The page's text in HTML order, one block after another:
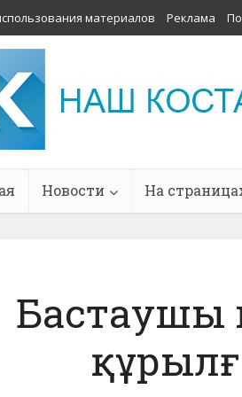
материалов Реклама
Новости На
Бастаушы